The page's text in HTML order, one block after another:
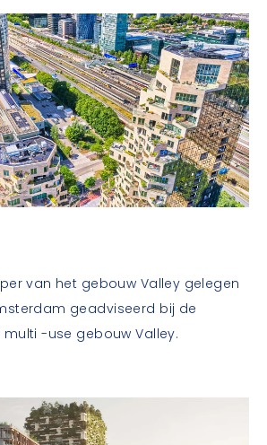
van het gebouw Valley gelegen
geadviseerd bij de
-use gebouw Valley.